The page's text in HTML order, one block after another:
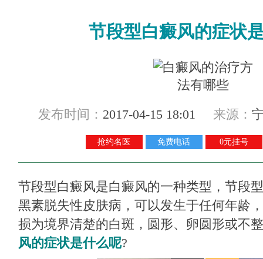
节段型白癜风的症状
发布时间： 2017-04-15 18:01 来源：
抢约名医 免费电话 0元挂号
节段型白癜风是白癜风的一种类型，节段
黑素脱失性皮肤病，可以发生于任何年龄
损为境界清楚的白斑，圆形、卵圆形或不
风的症状是什么呢?